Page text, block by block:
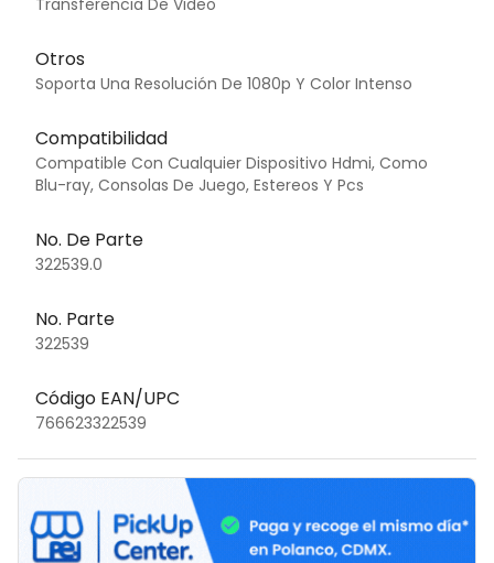
Otros
Soporta Una Resolución De 1080p Y Color Intenso
Compatibilidad
Compatible Con Cualquier Dispositivo Hdmi, Como
Blu-ray, Consolas De Juego, Estereos Y Pcs
No. De Parte
322539.0
No. Parte
322539
Código EAN/UPC
766623322539